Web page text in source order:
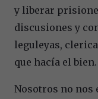
y liberar
discusiones y
leguleyas,
que hacía el bien.
Nosotros no nos